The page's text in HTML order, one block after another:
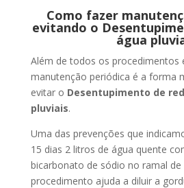
Como fazer
evitando o
água
Além de todos os procedimentos
manutenção periódica é a forma
evitar o Desentupimento de
pluviais.
Uma das prevenções que
15 dias 2 litros de água quente
bicarbonato de sódio no ramal de
procedimento ajuda a diluir a